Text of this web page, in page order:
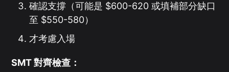
確認支撐（可能是 $600-620 或填補部分缺口
至 $550-580）
才考慮入場
SMT 對齊檢查：